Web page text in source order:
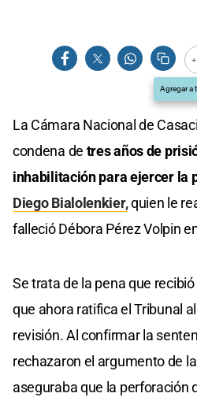
Agregar a
La Cámara Nacional de
condena de tres años de
inhabilitación para ejercer la
Diego Bialolenkier,quien le
falleció Débora Pérez Volpin
Se trata de la pena que
que ahora ratifica el Tribunal
revisión. Al confirmar la
rechazaron el argumento de
aseguraba que la perforación